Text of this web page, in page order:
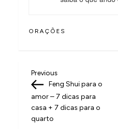
ORAÇÕES
N
a
v
Previous
Post
Previous
Feng Shui para o
amor – 7 dicas para
casa + 7 dicas para o
quarto